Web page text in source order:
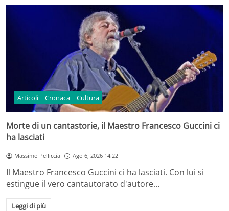
Articoli Cronaca Cultura
Morte di un cantastorie, il Maestro Francesco Guccini ci
ha lasciati
Massimo Pelliccia Ago 6, 2026 14:22
Il Maestro Francesco Guccini ci ha lasciati. Con lui si
estingue il vero cantautorato d'autore…
Leggi di più